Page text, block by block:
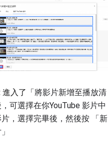
入了「 將影片新增至播放清
可選擇在你YouTube 影片中
，選擇完畢後，然後按 「新